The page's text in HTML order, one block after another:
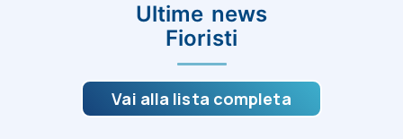
Ultime news
Fioristi
Vai alla lista completa